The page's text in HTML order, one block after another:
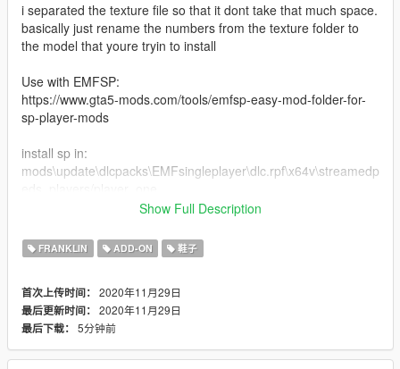
i separated the texture file so that it dont take that much space.
basically just rename the numbers from the texture folder to
the model that youre tryin to install
Use with EMFSP:
https://www.gta5-mods.com/tools/emfsp-easy-mod-folder-for-
sp-player-mods
install sp in:
mods\update\dlcpacks\EMFsingleplayer\dlc.rpf\x64v\streamedp
e
mods\x64v.rpf\models\cdimages\streamedpeds_mp.rpf\mp_m_
freemode_01
Show Full Description
FRANKLIN ADD-ON 鞋子
首次上传时间： 2020年11月29日
最后更新时间： 2020年11月29日
最后下载： 5分钟前